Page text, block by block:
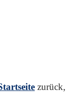
zurück,